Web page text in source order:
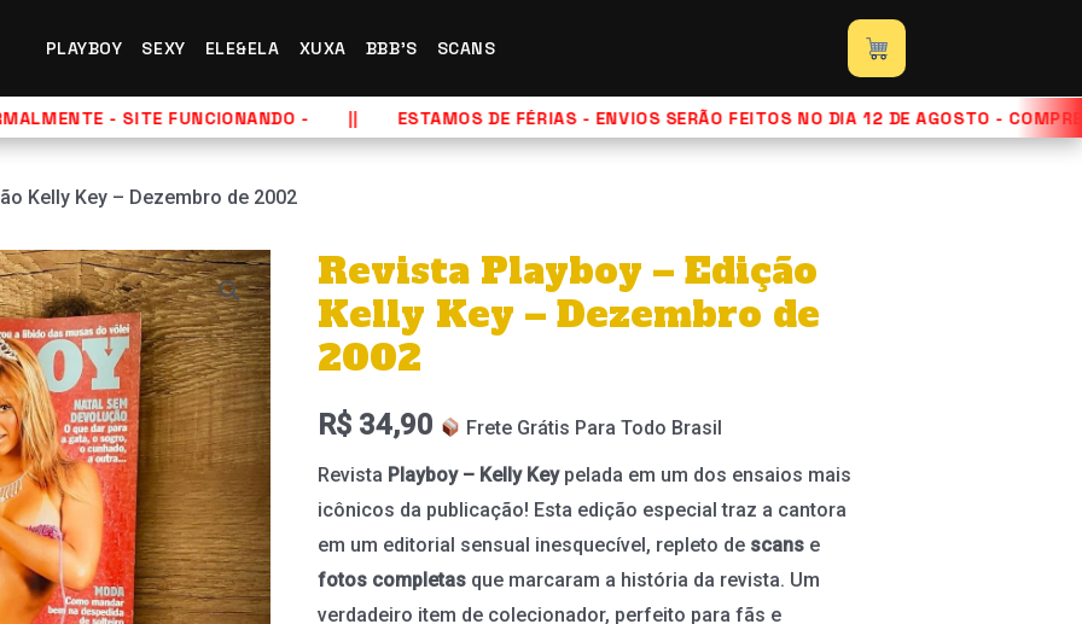
PLAYBOY SEXY ELE&ELA XUXA BBB'S SCANS
- SITE FUNCIONANDO - ESTAMOS DE FÉRIAS - ENVIOS SERÃO FEITOS NO DIA 12 DE AGOSTO - COMPRE
Kelly Key – Dezembro de 2002
Revista Playboy – Edição
Kelly Key – Dezembro de
2002
R$ 34,90 Frete Grátis Para Todo Brasil
Revista Playboy – Kelly Keypelada em um dos ensaios mais
icônicos da publicação! Esta edição especial traz a cantora
em um editorial sensual inesquecível, repleto de scans e
fotos completas que marcaram a história da revista. Um
verdadeiro item de colecionador, perfeito para fãs e